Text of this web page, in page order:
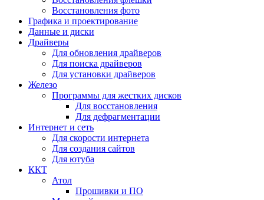
Восстановления фото
Графика и проектирование
Данные и диски
Драйверы
Для обновления драйверов
Для поиска драйверов
Для установки драйверов
Железо
Программы для жестких дисков
Для восстановления
Для дефрагментации
Интернет и сеть
Для скорости интернета
Для создания сайтов
Для ютуба
ККТ
Атол
Прошивки и ПО